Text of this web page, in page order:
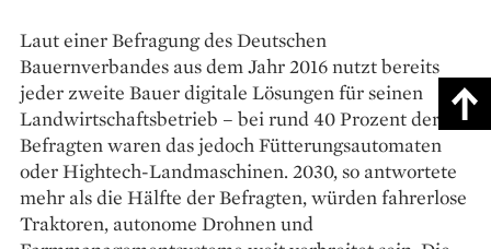
Laut einer Befragung des Deutschen
Bauernverbandes aus dem Jahr 2016 nutzt bereits
jeder zweite Bauer digitale Lösungen für seinen
Landwirtschaftsbetrieb – bei rund 40 Prozent der
Befragten waren das jedoch Fütterungsautomaten
oder Hightech-Landmaschinen. 2030, so antwortete
mehr als die Hälfte der Befragten, würden fahrerlose
Traktoren, autonome Drohnen und